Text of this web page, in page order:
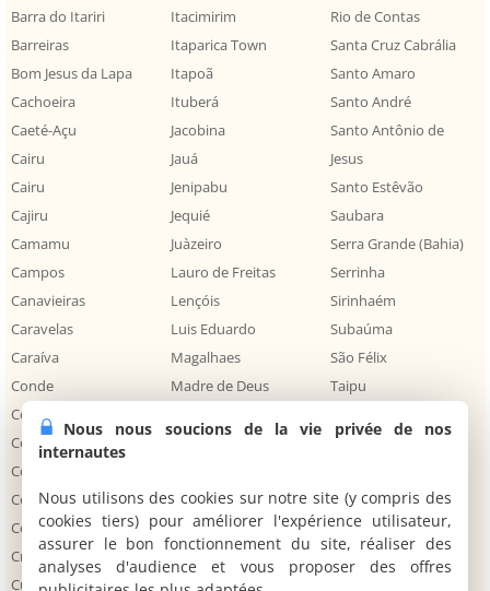
Barra do Itariri
Barreiras
Bom Jesus da Lapa
Cachoeira
Caeté-Açu
Cairu
Cairu
Cajiru
Camamu
Campos
Canavieiras
Caravelas
Caraíva
Conde
Coroa Vermelha
Corumbau
Costa Dourada
Costa do Sauipe
Costa do Sauipe
Cruz das Almas
Cumuruxatiba
Itacimirim
Itaparica Town
Itapoã
Ituberá
Jacobina
Jauá
Jenipabu
Jequié
Juàzeiro
Lauro de Freitas
Lençóis
Luis Eduardo
Magalhaes
Madre de Deus
Mata de São João
Monte Gordo
Morro do Chapéu
Rio de Contas
Santa Cruz Cabrália
Santo Amaro
Santo André
Santo Antônio de
Jesus
Santo Estêvão
Saubara
Serra Grande (Bahia)
Serrinha
Sirinhaém
Subaúma
São Félix
Taipu
Terra Firme
Tremembé
Tucano
Ubaíra
Nous nous soucions de la vie privée de nos
internautes
Nous utilisons des cookies sur notre site (y compris des
cookies tiers) pour améliorer l'expérience utilisateur,
assurer le bon fonctionnement du site, réaliser des
analyses d'audience et vous proposer des offres